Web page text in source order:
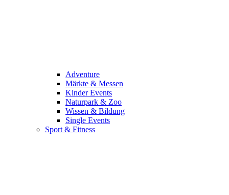
Adventure
Märkte & Messen
Kinder Events
Naturpark & Zoo
Wissen & Bildung
Single Events
Sport & Fitness